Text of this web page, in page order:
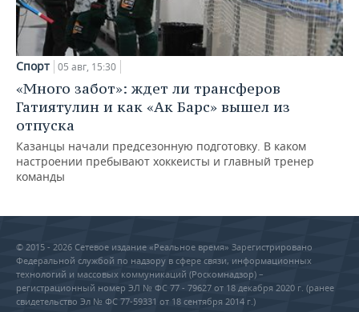
Спорт 05 авг, 15:30
«Много забот»: ждет ли трансферов
Гатиятулин и как «Ак Барс» вышел из
отпуска
Казанцы начали предсезонную подготовку. В каком
настроении пребывают хоккеисты и главный тренер
команды
© 2015 - 2026 Сетевое издание «Реальное время» Зарегистрировано
Федеральной службой по надзору в сфере связи, информационных
технологий и массовых коммуникаций (Роскомнадзор) –
регистрационный номер ЭЛ № ФС 77 - 79627 от 18 декабря 2020 г. (ранее
свидетельство Эл № ФС 77-59331 от 18 сентября 2014 г.)